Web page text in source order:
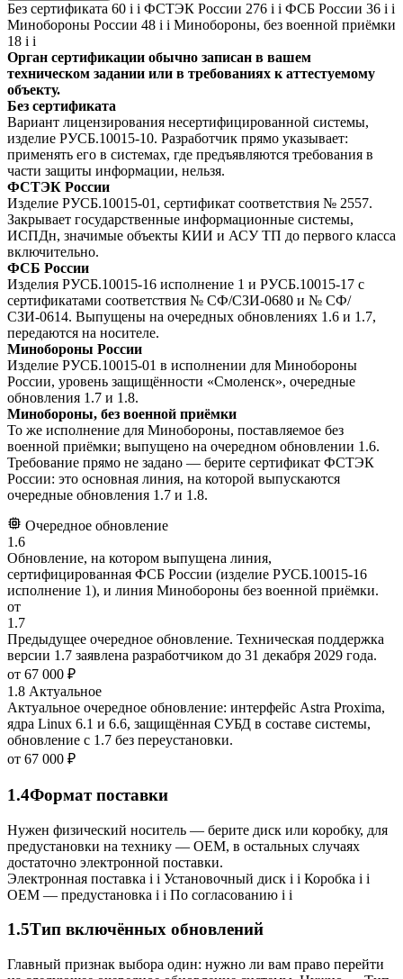
Без сертификата 60 i i ФСТЭК России 276 i i ФСБ России 36 i i
Минобороны России 48 i i Минобороны, без военной приёмки
18 i i
Орган сертификации обычно записан в вашем
техническом задании или в требованиях к аттестуемому
объекту.
Без сертификата
Вариант лицензирования несертифицированной системы,
изделие РУСБ.10015-10. Разработчик прямо указывает:
применять его в системах, где предъявляются требования в
части защиты информации, нельзя.
ФСТЭК России
Изделие РУСБ.10015-01, сертификат соответствия № 2557.
Закрывает государственные информационные системы,
ИСПДн, значимые объекты КИИ и АСУ ТП до первого класса
включительно.
ФСБ России
Изделия РУСБ.10015-16 исполнение 1 и РУСБ.10015-17 с
сертификатами соответствия № СФ/СЗИ-0680 и № СФ/
СЗИ-0614. Выпущены на очередных обновлениях 1.6 и 1.7,
передаются на носителе.
Минобороны России
Изделие РУСБ.10015-01 в исполнении для Минобороны
России, уровень защищённости «Смоленск», очередные
обновления 1.7 и 1.8.
Минобороны, без военной приёмки
То же исполнение для Минобороны, поставляемое без
военной приёмки; выпущено на очередном обновлении 1.6.
Требование прямо не задано — берите сертификат ФСТЭК
России: это основная линия, на которой выпускаются
очередные обновления 1.7 и 1.8.
Очередное обновление
1.6
Обновление, на котором выпущена линия,
сертифицированная ФСБ России (изделие РУСБ.10015-16
исполнение 1), и линия Минобороны без военной приёмки.
от
1.7
Предыдущее очередное обновление. Техническая поддержка
версии 1.7 заявлена разработчиком до 31 декабря 2029 года.
от 67 000 ₽
1.8 Актуальное
Актуальное очередное обновление: интерфейс Astra Proxima,
ядра Linux 6.1 и 6.6, защищённая СУБД в составе системы,
обновление с 1.7 без переустановки.
от 67 000 ₽
1.4Формат поставки
Нужен физический носитель — берите диск или коробку, для
предустановки на технику — OEM, в остальных случаях
достаточно электронной поставки.
Электронная поставка i i Установочный диск i i Коробка i i
OEM — предустановка i i По согласованию i i
1.5Тип включённых обновлений
Главный признак выбора один: нужно ли вам право перейти